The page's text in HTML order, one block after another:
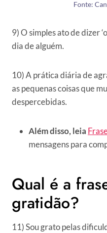
Fonte:
9) O simples ato de dizer
dia de alguém.
10) A prática diária de
as pequenas coisas que
despercebidas.
Além disso, leia
mensagens para
Qual é a
gratidão?
11) Sou grato pelas